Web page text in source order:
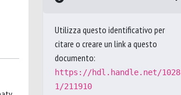
Utilizza questo identificativo per
citare o creare un link a questo
documento:
https://hdl.handle.net/1028
1/211910